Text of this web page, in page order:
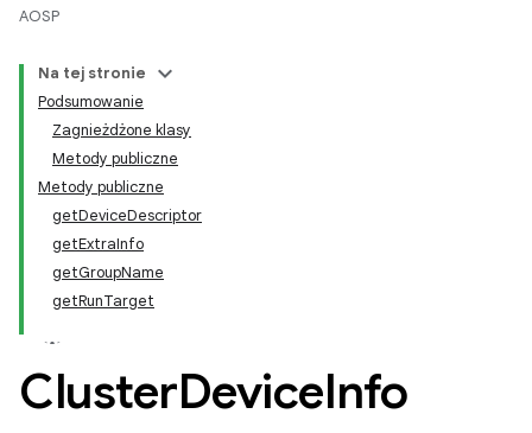
AOSP
Na tej stronie
Podsumowanie
Zagnieżdżone klasy
Metody publiczne
Metody publiczne
getDeviceDescriptor
getExtraInfo
getGroupName
getRunTarget
ClusterDeviceInfo